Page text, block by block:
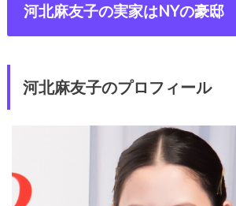
河北麻友子の実家はNYの豪邸
河北麻友子のプロフィール